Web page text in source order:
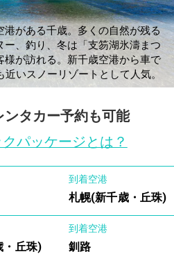
がある千歳。多くの自然が残る
、釣り、冬は「支笏湖氷濤まつ
様が訪れる。新千歳空港から車で
いスノーリゾートとして人気。
ンタカー予約も可能
パッケージとは？
到着空港
札幌(新千歳・丘珠)
・丘珠)
到着空港
釧路